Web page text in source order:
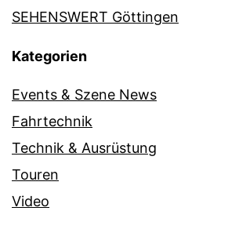
SEHENSWERT Göttingen
Kategorien
Events & Szene News
Fahrtechnik
Technik & Ausrüstung
Touren
Video